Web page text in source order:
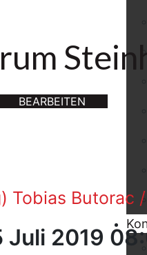
BEARBEITEN
Tobias Butorac
Juli 2019